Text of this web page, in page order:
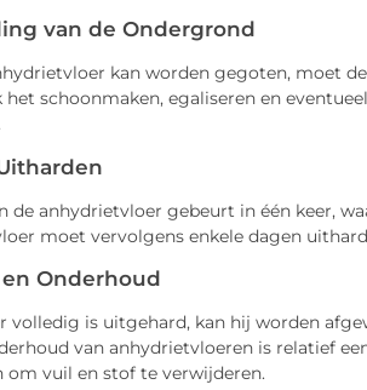
van de Ondergrond
kan worden gegoten, moet
het schoonmaken, egaliseren en
de anhydrietvloer gebeurt in één keer,
moet vervolgens enkele dagen
Onderhoud
volledig is uitgehard, kan hij worden
van anhydrietvloeren is relatief
om vuil en stof te verwijderen.